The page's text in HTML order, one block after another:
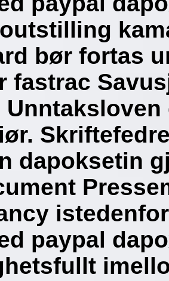
bør fortas
fastrac
dapoksetin
paypal